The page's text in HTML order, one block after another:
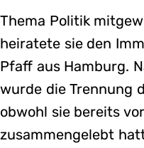
Thema Politik
heiratete sie den
Pfaff aus Hamburg.
wurde die Trennung
obwohl sie bereits
zusammengelebt